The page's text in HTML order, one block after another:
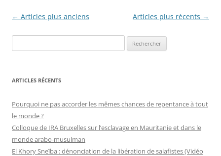
Navigation
← Articles plus anciens Articles plus récents →
e
h
r
c
h
r
ARTICLES RÉCENTS
Pourquoi ne pas accorder les mêmes chances de repentance à tout
le monde ?
Colloque de IRA Bruxelles sur l’esclavage en Mauritanie et dans le
monde arabo-musulman
El Khory Sneïba : dénonciation de la libération de salafistes (Vidéo